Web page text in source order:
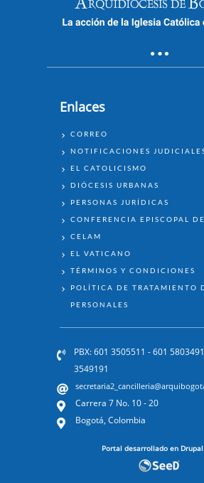
Enlaces
ENLACES
CORREO
NOTIFICACIONES
EL CATOLICISMO
DIÓCESIS URBANAS
PERSONAS JURÍDICAS
CONFERENCIA EPISCOPAL
CELAM
EL VATICANO
TÉRMINOS Y CONDICIONES
POLÍTICA DE TRATAMIENTO
PERSONALES
PBX: 601 3505511 - 601
3549191
Carrera 7 No. 10 - 20
Bogotá, Colombia
Portal desarrollado en